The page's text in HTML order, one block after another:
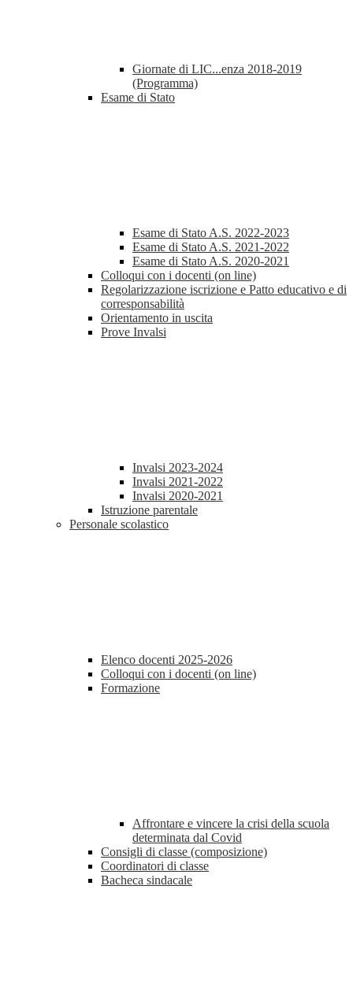
Giornate di LIC...enza 2018-2019
(Programma)
Esame di Stato
Esame di Stato A.S. 2022-2023
Esame di Stato A.S. 2021-2022
Esame di Stato A.S. 2020-2021
Colloqui con i docenti (on line)
Regolarizzazione iscrizione e Patto educativo e di
corresponsabilità
Orientamento in uscita
Prove Invalsi
Invalsi 2023-2024
Invalsi 2021-2022
Invalsi 2020-2021
Istruzione parentale
Personale scolastico
Elenco docenti 2025-2026
Colloqui con i docenti (on line)
Formazione
Affrontare e vincere la crisi della scuola
determinata dal Covid
Consigli di classe (composizione)
Coordinatori di classe
Bacheca sindacale